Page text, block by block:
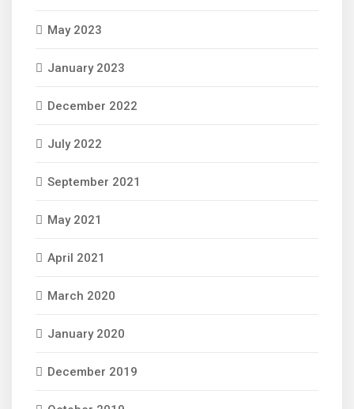
May 2023
January 2023
December 2022
July 2022
September 2021
May 2021
April 2021
March 2020
January 2020
December 2019